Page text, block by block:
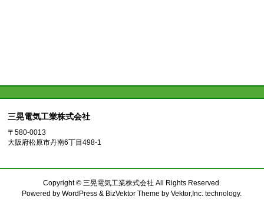
三晃電気工業株式会社
〒580-0013
大阪府松原市丹南6丁目498-1
Copyright © 三晃電気工業株式会社 All Rights Reserved.
Powered byWordPress & BizVektor Theme byVektor,Inc. technology.